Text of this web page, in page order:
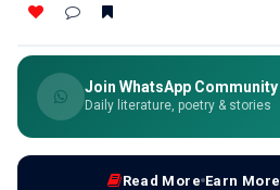
Join WhatsApp Community
Daily literature, poetry & stories
Read More Earn More